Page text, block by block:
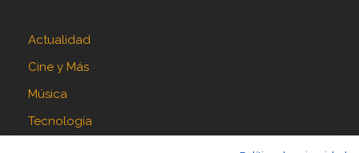
Actualidad
Cine y Más
Música
Tecnología